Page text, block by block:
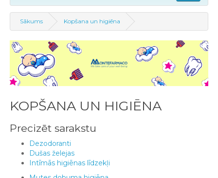
Sākums Kopšana un higiēna
KOPŠANA UN HIGIĒNA
Precizēt sarakstu
Dezodoranti
Dušas želejas
Intīmās higiēnas līdzekļi